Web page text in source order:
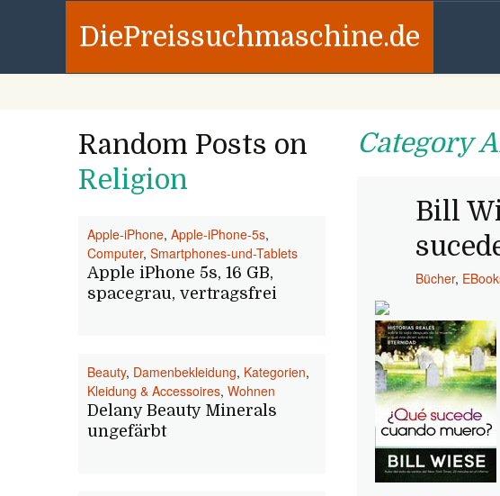
DiePreissuchmaschine.de
Category
Bill
Bücher,
Random Posts on
Religion
Apple-iPhone, Apple-iPhone-5s,
Computer, Smartphones-und-Tablets
Apple iPhone 5s, 16 GB,
spacegrau, vertragsfrei
Beauty, Damenbekleidung, Kategorien,
Kleidung & Accessoires, Wohnen
Delany Beauty Minerals
ungefärbt